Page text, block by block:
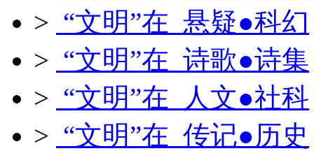
> “文明”在 悬疑●科幻
> “文明”在 诗歌●诗集
> “文明”在 人文●社科
> “文明”在 传记●历史